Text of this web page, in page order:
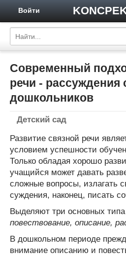
Войти
Современный
речи - рассуждения
дошкольников
Детский сад
Развитие связной речи
условием успешности
Только обладая хорошо
учащийся может давать
сложные вопросы, излагать
суждения, наконец, писать
Выделяют три основных типа
повествование, описание,
В дошкольном периоде
внимание описанию и